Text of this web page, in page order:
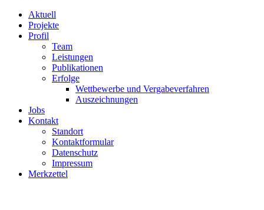
Aktuell
Projekte
Profil
Team
Leistungen
Publikationen
Erfolge
Wettbewerbe und Vergabeverfahren
Auszeichnungen
Jobs
Kontakt
Standort
Kontaktformular
Datenschutz
Impressum
Merkzettel